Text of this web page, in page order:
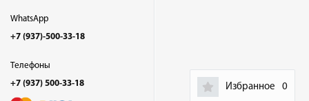
Избранное 0
WhatsApp
+7 (937)-500-33-18
Телефоны
+7 (937) 500-33-18